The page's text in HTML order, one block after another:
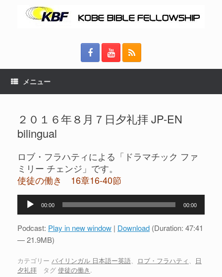
メニュー
２０１６年８月７日夕礼拝 JP-EN
bilingual
ロブ・フラハティによる「ドラマチック ファ
ミリー チェンジ」です。
使徒の働き 16章16-40節
プ
ヤ
ー
00:00 00:00
Podcast: Play in new window | Download (Duration: 47:41
— 21.9MB)
カテゴリー バイリンガル 日本語ー英語、 ロブ・フラハティ、
日
夕礼拝 タグ 使徒の働き .